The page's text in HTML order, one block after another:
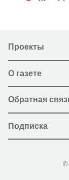
Проекты
О газете
Обратная
Подписка
©